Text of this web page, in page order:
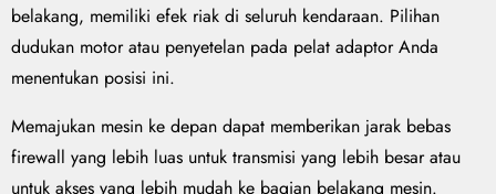
belakang, memiliki efek riak di seluruh kendaraan. Pilihan
dudukan motor atau penyetelan pada pelat adaptor Anda
menentukan posisi ini.
Memajukan mesin ke depan dapat memberikan jarak bebas
firewall yang lebih luas untuk transmisi yang lebih besar atau
untuk akses yang lebih mudah ke bagian belakang mesin.